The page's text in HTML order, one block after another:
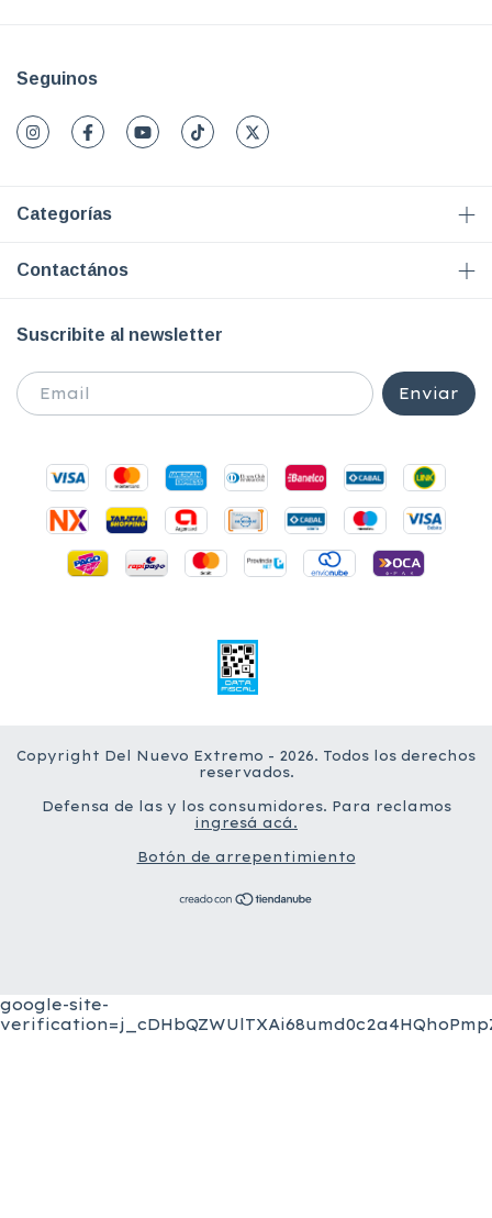
Seguinos
Categorías
Contactános
Suscribite al newsletter
Copyright Del Nuevo Extremo - 2026. Todos los derechos
reservados.
Defensa de las y los consumidores. Para reclamos
ingresá acá.
Botón de arrepentimiento
google-site-